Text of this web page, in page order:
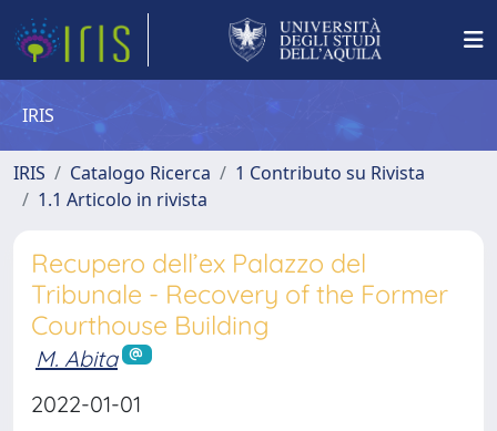
IRIS
IRIS Catalogo Ricerca
1 Contributo su Rivista
1.1 Articolo in rivista
Recupero dell’ex Palazzo del
Tribunale - Recovery of the Former
Courthouse Building
M. Abita
2022-01-01